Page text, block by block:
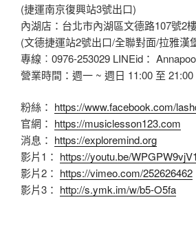
(捷運南京復興站3號出口)
內湖店：台北市內湖區文德路107號2
(文德捷運站2號出口/全聯對面/拉雅漢
專線︰0976-253029 LINEid：
營業時間：週一 ~ 週日 11:00 至 21:00
粉絲： https://www.facebook.com/
官網： https://musiclesson123.com
消息： https://exploremind.org
影片1： https://youtu.be/
影片2： https://vimeo.com/252626462
影片3： http://s.ymk.im/w/b5-O5fa